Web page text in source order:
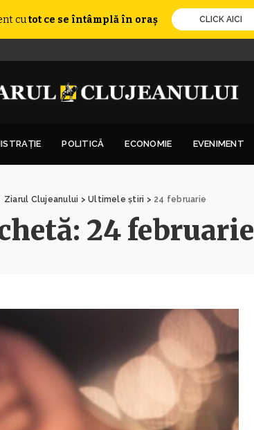
cutot ce se întâmplă în oraș CLICK AICI
POLITICĂ ECONOMIE EVENIMENT
Ziarul Clujeanului >Ultimele știri > 24 februarie
24 februarie